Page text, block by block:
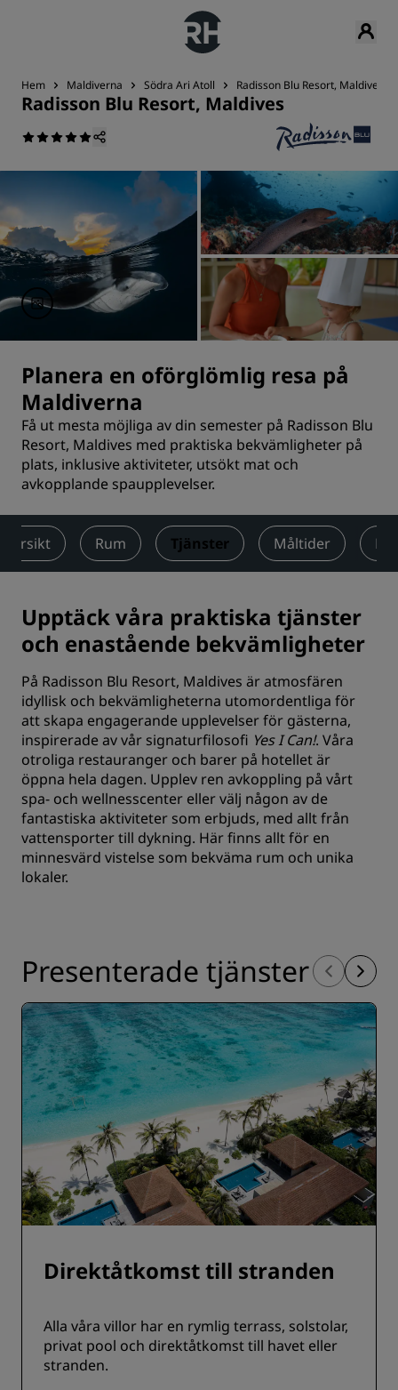
Hem Maldiverna Södra Ari Atoll Radisson Blu Resort, Maldives
Radisson Blu Resort, Maldives
Planera en oförglömlig resa på
Maldiverna
Få ut mesta möjliga av din semester på Radisson Blu
Resort, Maldives med praktiska bekvämligheter på
plats, inklusive aktiviteter, utsökt mat och
avkopplande spaupplevelser.
Rum Tjänster Måltider
Upptäck våra praktiska tjänster
och enastående bekvämligheter
På Radisson Blu Resort, Maldives är atmosfären
idyllisk och bekvämligheterna utomordentliga för
att skapa engagerande upplevelser för gästerna,
inspirerade av vår signaturfilosofi Yes I Can!. Våra
otroliga restauranger och barer på hotellet är
öppna hela dagen. Upplev ren avkoppling på vårt
spa- och wellnesscenter eller välj någon av de
fantastiska aktiviteter som erbjuds, med allt från
vattensporter till dykning. Här finns allt för en
minnesvärd vistelse som bekväma rum och unika
lokaler.
Presenterade tjänster
Direktåtkomst till stranden
Alla våra villor har en rymlig terrass, solstolar,
privat pool och direktåtkomst till havet eller
stranden.